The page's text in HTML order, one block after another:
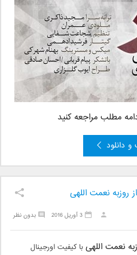
مطلب مراجعه کنید
دانلود
روزبه نعمت اللهی
بدون نظر 3 آوریل 2016
نعمت اللهیبا کیفیت اورجینال